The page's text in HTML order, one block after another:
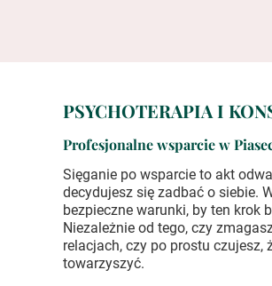
PSYCHOTERAPIA I
Profesjonalne wsparcie w
Sięganie po wsparcie to akt
decydujesz się zadbać o siebie.
bezpieczne warunki, by ten krok
Niezależnie od tego, czy
relacjach, czy po prostu czujesz,
towarzyszyć.